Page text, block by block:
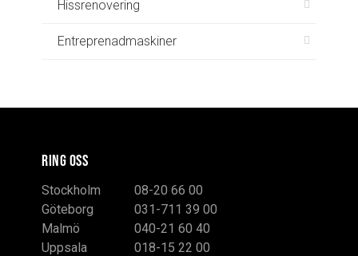
Hissrenovering
Entreprenadmaskiner
RING OSS
Stockholm
08-20 66 00
Göteborg
031-711 39 00
Malmö
040-21 60 40
Uppsala
018-15 22 00